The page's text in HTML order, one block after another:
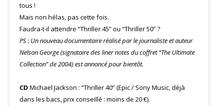
tous !
Mais non hélas, pas cette fois.
Faudra-t-il attendre “Thriller 45” ou “Thriller 50” ?
PS : Un nouveau documentaire réalisé par le journaliste et auteur
Nelson George (signataire des liner notes du coffret “The Ultimate
Collection” de 2004) est annoncé pour bientôt.
CD Michael Jackson : “Thriller 40” (Epic / Sony Music, déjà
dans les bacs, prix conseillé : moins de 20 €).